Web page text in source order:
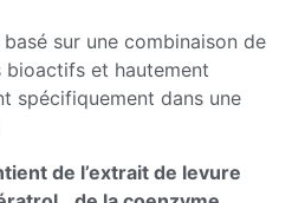
sur une combinaison de
bioactifs et hautement
spécifiquement dans une
de l’extrait de levure